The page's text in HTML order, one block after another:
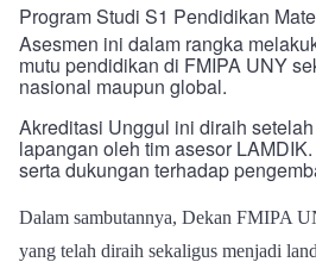
Program Studi S1 Pendidikan
Asesmen ini dalam rangka
mutu pendidikan di FMIPA UNY
nasional maupun global.
Akreditasi Unggul ini diraih
lapangan oleh tim asesor
serta dukungan terhadap
Dalam sambutannya, Dekan FMIPA
yang telah diraih sekaligus menjadi